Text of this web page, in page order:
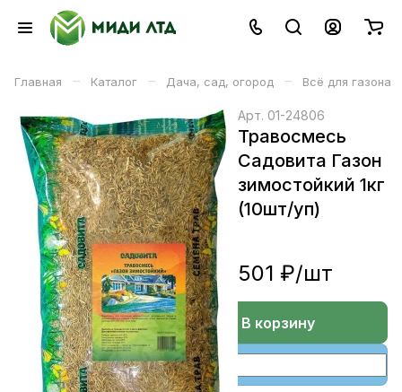
Главная – Каталог – Дача, сад, огород – Всё для газона
Арт. 01-24806
Травосмесь
Садовита Газон
зимостойкий 1кг
(10шт/уп)
501 ₽/шт
В корзину
В корзине